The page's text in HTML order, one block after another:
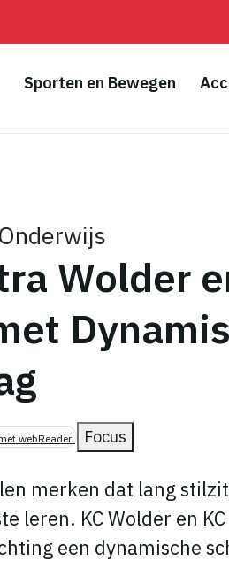
Sporten en Bewegen
Wolder
webReader Focus
merken dat lang
leren. KC Wolder en
een dynamische